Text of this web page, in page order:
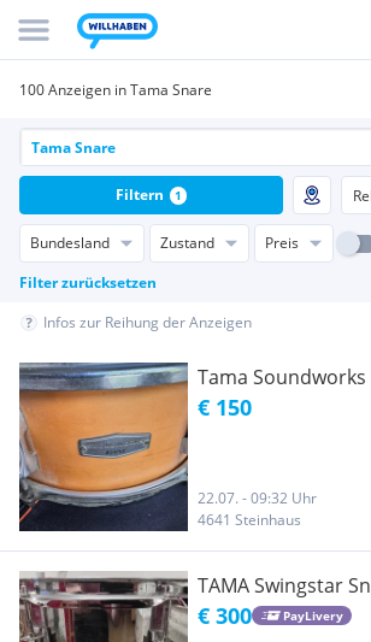
100 Anzeigen in Tama Snare
Bundesland Zustand Preis
Filter zurücksetzen
Filtern 1
Infos zur Reihung der Anzeigen
Tama Soundworks
€ 150
22.07. - 09:32 Uhr
4641 Steinhaus
TAMA Swingstar
€ 300 PayLivery